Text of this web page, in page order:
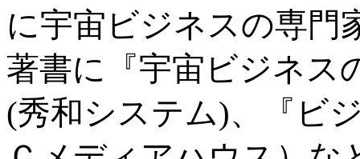
に宇宙ビジネスの専門
著書に『宇宙ビジネス
(秀和システム)、『ビ